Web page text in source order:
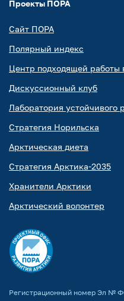
Проекты ПОРА
Сайт ПОРА
Полярный индекс
Центр подходящей работы
Дискуссионный клуб
Лаборатория устойчивого
Стратегия Норильска
Арктическая диета
Стратегия Арктика-2035
Хранители Арктики
Арктический волонтер
Регистрационный номер Эл №